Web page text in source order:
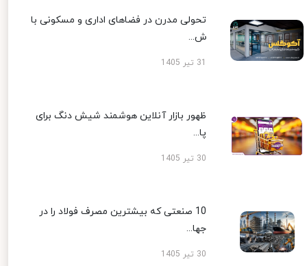
تحولی مدرن در فضاهای اداری و مسکونی با
ش...
ظهور بازار آنلاین هوشمند شیش دنگ برای
پا...
30 تیر 1405
10 صنعتی که بیشترین مصرف فولاد را در
جها...
30 تیر 1405